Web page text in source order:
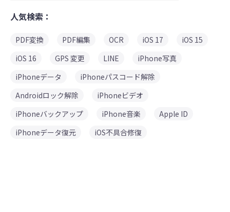
人気検索：
PDF変換 PDF編集 OCR iOS 17
iOS 15
iOS 16
GPS 変更 LINE
iPhone写真
iPhoneデータ
iPhoneパスコード解除
Androidロック解除
iPhoneビデオ
iPhoneバックアップ
iPhone音楽
Apple ID
iPhoneデータ復元
iOS不具合修復